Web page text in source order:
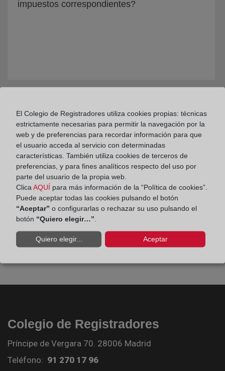
impuestos correspondientes?
En qué supuestos se permite la cancelación
de préstamos hipotecarios mediante instancia
privada en el Registro
Colegio de Registradores
Príncipe de Vergara 70. 28006 Madrid
Teléfono: 91 270 17 96
El Colegio de Registradores utiliza cookies propias: técnicas
estrictamente necesarias para permitir la navegación por la
web y de preferencias para recordar información para que
el usuario acceda al servicio con determinadas
características. También utiliza cookies de terceros de
preferencias, y para fines analíticos respecto del uso por
parte del usuario de la propia web.
Clica AQUÍ para más información de la “Política de cookies”.
Puede aceptar todas las cookies pulsando el botón
“Aceptar” o configurarlas o rechazar su uso pulsando el
botón “Quiero elegir…”
Quiero elegir... Aceptar